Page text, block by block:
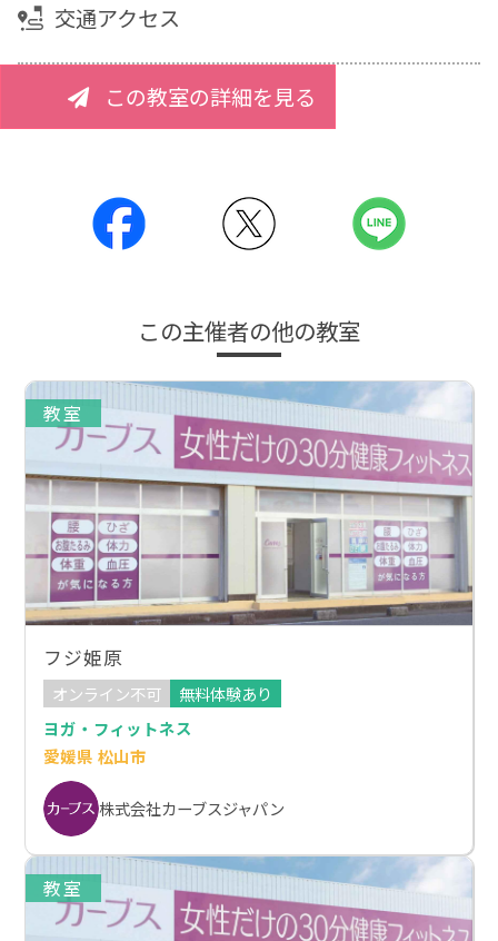
交通アクセス
この教室の詳細を見る
この主催者の他の教室
教室
フジ姫原
オンライン不可
無料体験あり
ヨガ・フィットネス
愛媛県 松山市
株式会社カーブスジャパン
教室